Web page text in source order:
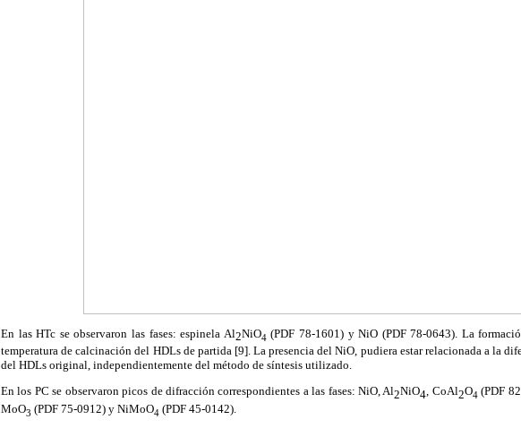
En las HTc se observaron las fases: espinela Al2NiO4 (PDF 78-1601) y NiO (PDF 78-0643). La
temperatura de calcinación del HDLs de partida [9]. La presencia del NiO, pudiera estar relacionada a la
del HDLs original, independientemente del método de síntesis utilizado.
En los PC se observaron picos de difracción correspondientes a las fases: NiO, Al2NiO4, CoAl2O4 (PDF
MoO3 (PDF 75-0912) y NiMoO4 (PDF 45-0142).